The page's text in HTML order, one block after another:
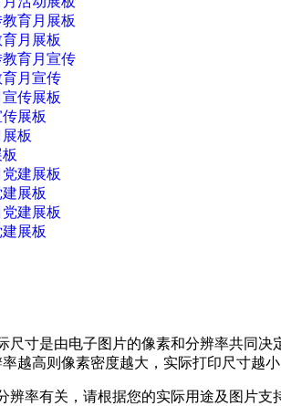
月展板
育月宣传
展板
展板
展板
尺寸是由电子图片的像素和分辨率共同
越高则像素密度越大，实际打印尺寸越小
辨率有关，请根据您的实际用途及图片支